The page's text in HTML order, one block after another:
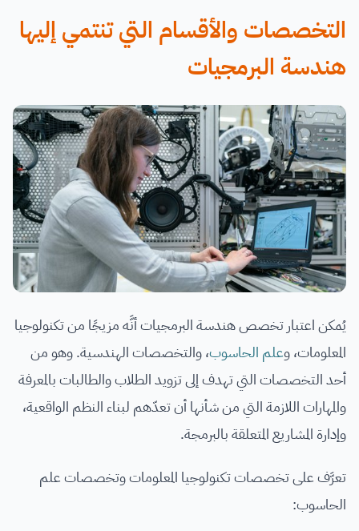
التخصصات والأقسام التي تنتمي إليها
هندسة البرمجيات
يُمكن اعتبار تخصص هندسة البرمجيات أنَّه مزيجًا من تكنولوجيا
المعلومات، وعلم الحاسوب، والتخصصات الهندسية. وهو من
أحد التخصصات التي تهدف إلى تزويد الطلاب والطالبات بالمعرفة
والمهارات اللازمة التي من شأنها أن تعدّهم لبناء النظم الواقعية،
وإدارة المشاريع المتعلقة بالبرمجة.
تعرَّف على تخصصات تكنولوجيا المعلومات وتخصصات علم
الحاسوب: